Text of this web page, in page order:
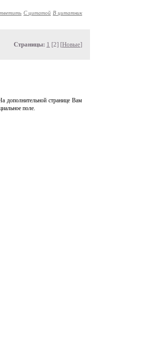
С цитатой В цитатник
Страницы: 1 [2] [Новые]
дополнительной странице Вам
поле.